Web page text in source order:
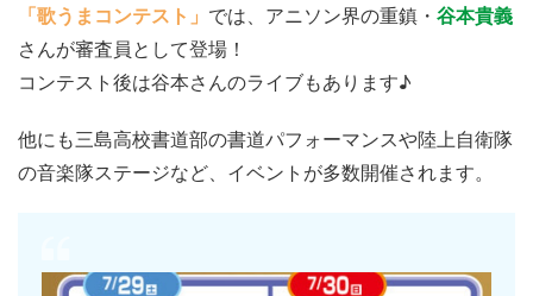
「歌うまコンテスト」 では、アニソン界の重鎮・ 谷本貴義
さんが審査員として登場！
コンテスト後は谷本さんのライブもあります♪
他にも三島高校書道部の書道パフォーマンスや陸上自衛隊
の音楽隊ステージなど、イベントが多数開催されます。